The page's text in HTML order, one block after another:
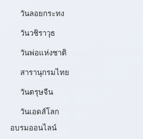
วันลอยกระทง
วันวชิราวุธ
วันพ่อแห่งชาติ
สารานุกรมไทย
วันตรุษจีน
วันเอดส์โลก
อบรมออนไลน์